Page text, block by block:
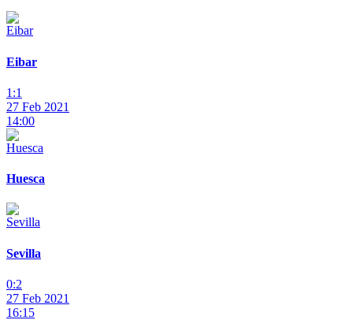
Eibar
1:1
27 Feb 2021
14:00
Huesca
Sevilla
0:2
27 Feb 2021
16:15